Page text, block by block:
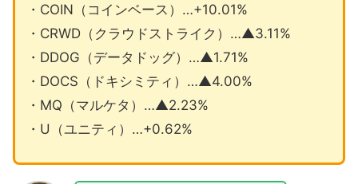
・COIN（コインベース）…+10.01%
・CRWD（クラウドストライク）…▲3.11%
・DDOG（データドッグ）…▲1.71%
・DOCS（ドキシミティ）…▲4.00%
・MQ（マルケタ）…▲2.23%
・U（ユニティ）…+0.62%